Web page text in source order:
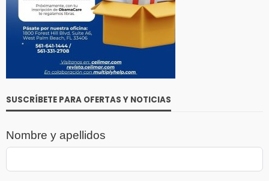
SUSCRÍBETE PARA OFERTAS Y NOTICIAS
Nombre y apellidos